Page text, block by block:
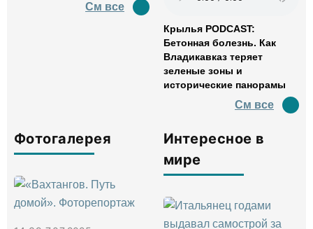
См все
Крылья PODCAST:
Бетонная болезнь. Как
Владикавказ теряет
зеленые зоны и
исторические панорамы
См все
Фотогалерея
Интересное в
мире